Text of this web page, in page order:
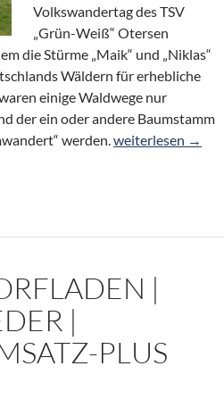
Volkswandertag des TSV
„Grün-Weiß“ Otersen
die Stürme „Maik“ und „Niklas“
Wäldern für erhebliche
einige Waldwege nur
der ein oder andere Baumstamm
werden.101
weiterlesen →
|
|
PLUS